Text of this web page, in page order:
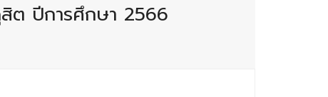
ต ปีการศึกษา 2566